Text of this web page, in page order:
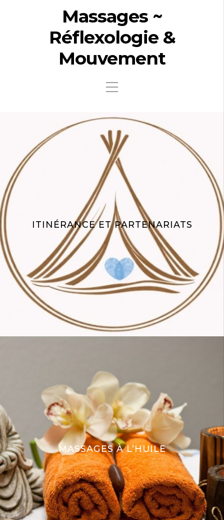
Massages ~
Réflexologie &
Mouvement
ITINÉRANCE ET PARTENARIATS
MASSAGES À L’HUILE